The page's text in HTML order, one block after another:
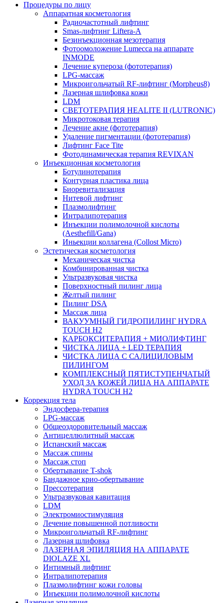
Процедуры по лицу
Аппаратная косметология
Радиочастотный лифтинг
Smas-лифтинг Liftera-A
Безинъекционная мезотерапия
Фотоомоложение Lumecca на аппарате
INMODE
Лечение купероза (фототерапия)
LPG-массаж
Микроигольчатый RF-лифтинг (Morpheus8)
Лазерная шлифовка кожи
LDM
СВЕТОТЕРАПИЯ HEALITE II (LUTRONIC)
Микротоковая терапия
Лечение акне (фототерапия)
Удаление пигментации (фототерапия)
Лифтинг Face Tite
Фотодинамическая терапия REVIXAN
Инъекционная косметология
Ботулинотерапия
Контурная пластика лица
Биоревитализация
Нитевой лифтинг
Плазмолифтинг
Интралипотерапия
Инъекции полимолочной кислоты
(Aesthefill/Gana)
Иньекции коллагена (Collost Micro)
Эстетическая косметология
Механическая чистка
Комбинированная чистка
Ультразвуковая чистка
Поверхностный пилинг лица
Желтый пилинг
Пилинг DSA
Массаж лица
ВАКУУМНЫЙ ГИДРОПИЛИНГ HYDRA
TOUCH H2
КАРБОКСИТЕРАПИЯ + МИОЛИФТИНГ
ЧИСТКА ЛИЦА + LED ТЕРАПИЯ
ЧИСТКА ЛИЦА С САЛИЦИЛОВЫМ
ПИЛИНГОМ
КОМПЛЕКСНЫЙ ПЯТИСТУПЕНЧАТЫЙ
УХОД ЗА КОЖЕЙ ЛИЦА НА АППАРАТЕ
HYDRA TOUCH H2
Коррекция тела
Эндосфера-терапия
LPG-массаж
Общеоздоровительный массаж
Антицеллюлитный массаж
Испанский массаж
Массаж спины
Массаж стоп
Обертывание T-shok
Бандажное крио-обертывание
Прессотерапия
Ультразвуковая кавитация
LDM
Электромиостимуляция
Лечение повышенной потливости
Микроигольчатый RF-лифтинг
Лазерная шлифовка
ЛАЗЕРНАЯ ЭПИЛЯЦИЯ НА АППАРАТЕ
DIOLAZE XL
Интимный лифтинг
Интралипотерапия
Плазмолифтинг кожи головы
Инъекции полимолочной кислоты